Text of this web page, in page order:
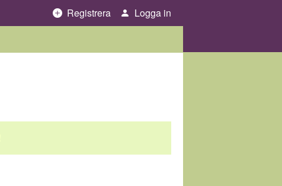
Registrera
Logga in